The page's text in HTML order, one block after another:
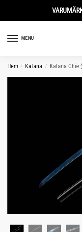
MENU
Hem / Katana / Katana Chie